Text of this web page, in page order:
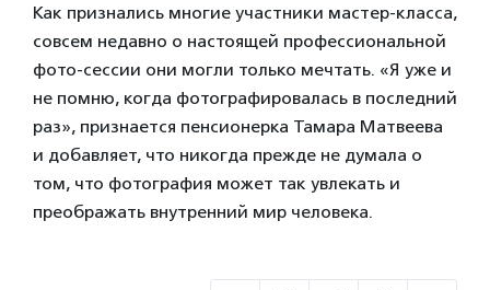
Как признались многие участники мастер-класса,
совсем недавно о настоящей профессиональной
фото-сессии они могли только мечтать. «Я уже и
не помню, когда фотографировалась в последний
раз», признается пенсионерка Тамара Матвеева
и добавляет, что никогда прежде не думала о
том, что фотография может так увлекать и
преображать внутренний мир человека.